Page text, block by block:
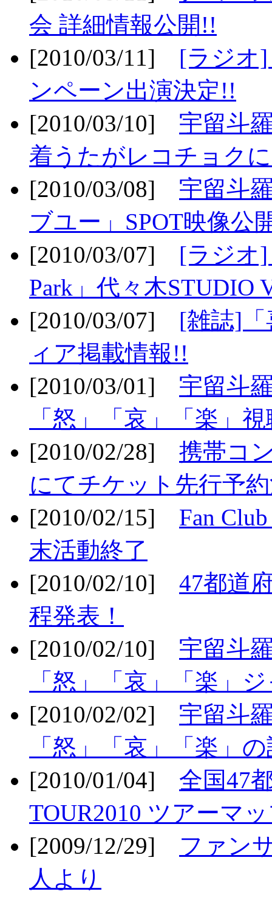
会 詳細情報公開!!
[2010/03/11] [ラジオ
ンペーン出演決定!!
[2010/03/10] 宇留斗
着うたがレコチョク
[2010/03/08] 宇留斗
ブユー」SPOT映像公
[2010/03/07] [ラジオ]
Park」代々木STUDIO
[2010/03/07] [雑誌]「
ィア掲載情報!!
[2010/03/01] 宇留斗
「怒」「哀」「楽」
[2010/02/28] 携帯コ
にてチケット先行予
[2010/02/15] Fan
末活動終了
[2010/02/10] 47都道
程発表！
[2010/02/10] 宇留斗
「怒」「哀」「楽」
[2010/02/02] 宇留斗
「怒」「哀」「楽」
[2010/01/04] 全国47
TOUR2010 ツアーマ
[2009/12/29] ファン
人より